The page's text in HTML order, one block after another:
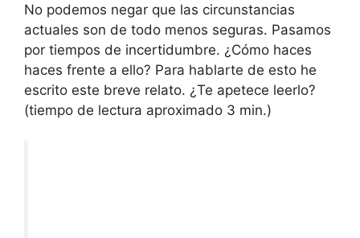
No podemos negar que las circunstancias
actuales son de todo menos seguras. Pasamos
por tiempos de incertidumbre. ¿Cómo haces
haces frente a ello? Para hablarte de esto he
escrito este breve relato. ¿Te apetece leerlo?
(tiempo de lectura aproximado 3 min.)